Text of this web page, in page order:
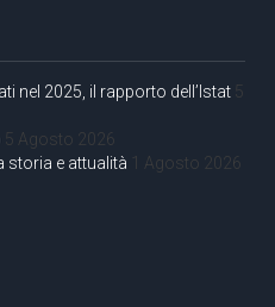
nel 2025, il rapporto dell’Istat 5
5 Agosto 2026
storia e attualità 1 Agosto 2026